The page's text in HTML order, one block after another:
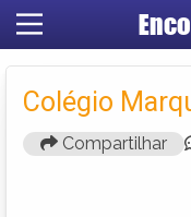
Colégio
Compartilhar